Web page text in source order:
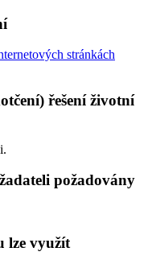
stránkách
řešení životní
požadovány
lze využít